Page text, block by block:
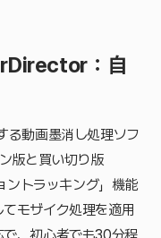
：自
る動画墨消し処理ソフ
版と買い切り版
ントラッキング」機能
モザイク処理を適用